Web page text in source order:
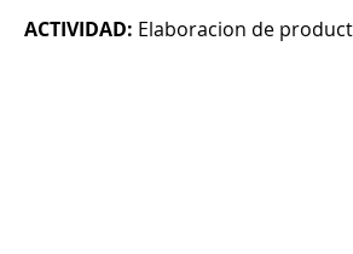
ACTIVIDAD: Elaboracion de